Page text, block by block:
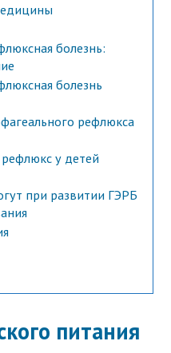
болезнь:
болезнь
рефлюкса
у детей
при развитии ГЭРБ
питания